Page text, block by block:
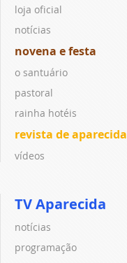
loja oficial
notícias
novena e festa
o santuário
pastoral
rainha hotéis
revista de aparecida
vídeos
TV Aparecida
notícias
programação